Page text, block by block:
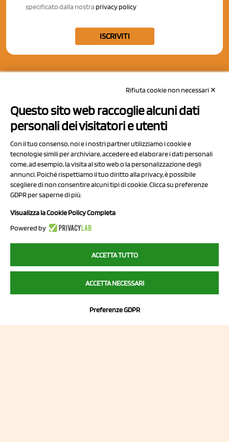
specificato dalla nostra privacy policy
ISCRIVITI
Via Prov.le Sassuolo Vignola 315/1
41057 Spilamberto (MO)
P.I/C.F. 01041460369
REA: MO 208553
Rifiuta cookie non necessari ✕
Questo sito web raccoglie alcuni dati
personali dei visitatori e utenti
Con il tuo consenso, noi e i nostri partner utilizziamo i cookie e
tecnologie simili per archiviare, accedere ed elaborare i dati personali
come, ad esempio, la visita al sito web o la personalizzazione degli
annunci. Poiché rispettiamo il tuo diritto alla privacy, è possibile
scegliere di non consentire alcuni tipi di cookie. Clicca su preferenze
GDPR per saperne di più.
Visualizza la Cookie Policy Completa
Powered by
ACCETTA TUTTO
ACCETTA NECESSARI
Preferenze GDPR